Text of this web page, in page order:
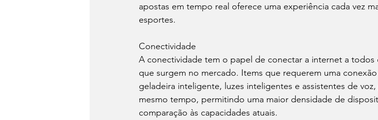
apostas em tempo real oferece uma experiência cada vez
esportes.
Conectividade
A conectividade tem o papel de conectar a internet a
que surgem no mercado. Items que requerem uma
geladeira inteligente, luzes inteligentes e assistentes de
mesmo tempo, permitindo uma maior densidade de
comparação às capacidades atuais.